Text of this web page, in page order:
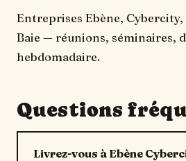
Entreprises Ebène,
Baie — réunions, séminaires,
hebdomadaire.
Questions
Livrez-vous à Ebène